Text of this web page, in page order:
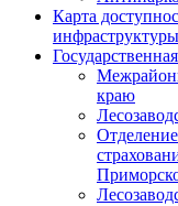
Карта
инфраструктуры
краю